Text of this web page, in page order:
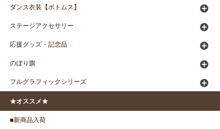
ダンス衣装【ボトムス】
ステージアクセサリー
応援グッズ・記念品
のぼり旗
フルグラフィックシリーズ
★オススメ★
■新商品入荷